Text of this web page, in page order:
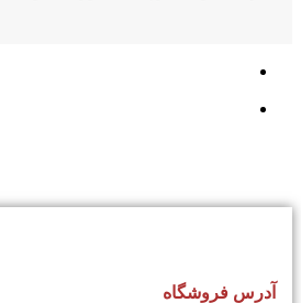
آدرس فروشگاه